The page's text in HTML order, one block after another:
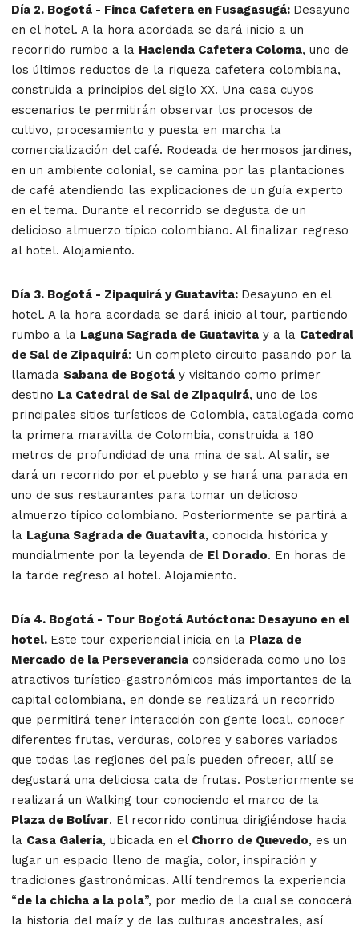
Día 2. Bogotá - Finca Cafetera en Fusagasugá: Desayuno
en el hotel. A la hora acordada se dará inicio a un
recorrido rumbo a la Hacienda Cafetera Coloma, uno de
los últimos reductos de la riqueza cafetera colombiana,
construida a principios del siglo XX. Una casa cuyos
escenarios te permitirán observar los procesos de
cultivo, procesamiento y puesta en marcha la
comercialización del café. Rodeada de hermosos jardines,
en un ambiente colonial, se camina por las plantaciones
de café atendiendo las explicaciones de un guía experto
en el tema. Durante el recorrido se degusta de un
delicioso almuerzo típico colombiano. Al finalizar regreso
al hotel. Alojamiento.
Día 3. Bogotá - Zipaquirá y Guatavita: Desayuno en el
hotel. A la hora acordada se dará inicio al tour, partiendo
rumbo a la Laguna Sagrada de Guatavita y a la Catedral
de Sal de Zipaquirá: Un completo circuito pasando por la
llamada Sabana de Bogotá y visitando como primer
destino La Catedral de Sal de Zipaquirá, uno de los
principales sitios turísticos de Colombia, catalogada como
la primera maravilla de Colombia, construida a 180
metros de profundidad de una mina de sal. Al salir, se
dará un recorrido por el pueblo y se hará una parada en
uno de sus restaurantes para tomar un delicioso
almuerzo típico colombiano. Posteriormente se partirá a
la Laguna Sagrada de Guatavita, conocida histórica y
mundialmente por la leyenda de El Dorado. En horas de
la tarde regreso al hotel. Alojamiento.
Día 4. Bogotá - Tour Bogotá Autóctona: Desayuno en el
hotel. Este tour experiencial inicia en la Plaza de
Mercado de la Perseverancia considerada como uno los
atractivos turístico-gastronómicos más importantes de la
capital colombiana, en donde se realizará un recorrido
que permitirá tener interacción con gente local, conocer
diferentes frutas, verduras, colores y sabores variados
que todas las regiones del país pueden ofrecer, allí se
degustará una deliciosa cata de frutas. Posteriormente se
realizará un Walking tour conociendo el marco de la
Plaza de Bolívar. El recorrido continua dirigiéndose hacia
la Casa Galería, ubicada en el Chorro de Quevedo, es un
lugar un espacio lleno de magia, color, inspiración y
tradiciones gastronómicas. Allí tendremos la experiencia
“de la chicha a la pola”, por medio de la cual se conocerá
la historia del maíz y de las culturas ancestrales, así